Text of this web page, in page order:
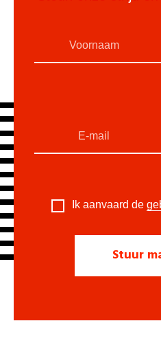
Ik aanvaard de